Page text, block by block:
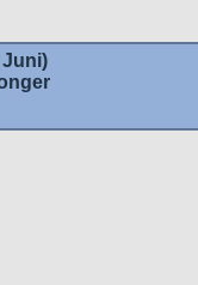
Juni)